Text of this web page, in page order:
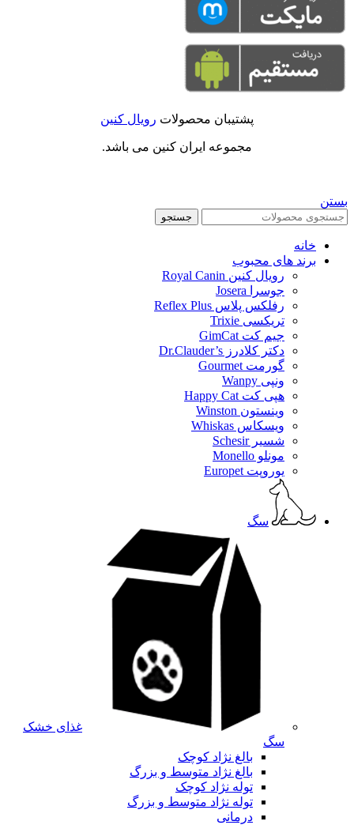
پشتیبان محصولات رویال کنین
مجموعه ایران کنین می باشد.
بستن
جستجو
خانه
برند های محبوب
رویال کنین Royal Canin
جوسرا Josera
رفلکس پلاس Reflex Plus
تریکسی Trixie
جیم کت GimCat
دکتر کلادرز Dr.Clauder’s
گورمت Gourmet
ونپی Wanpy
هپی کت Happy Cat
وینستون Winston
ویسکاس Whiskas
شسیر Schesir
مونلو Monello
یوروپت Europet
سگ
غذای خشک
سگ
بالغ نژاد کوچک
بالغ نژاد متوسط و بزرگ
توله نژاد کوچک
توله نژاد متوسط و بزرگ
درمانی